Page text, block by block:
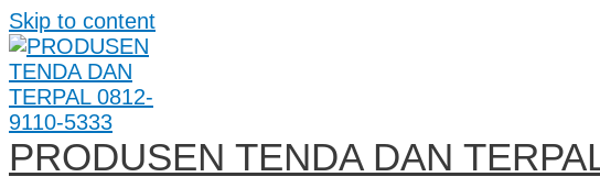
Skip to content
PRODUSEN TENDA DAN